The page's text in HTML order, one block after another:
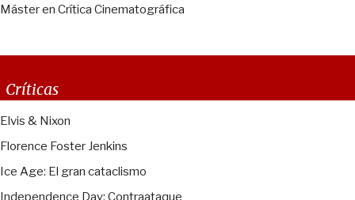
Máster en Crítica Cinematográfica
Críticas
Elvis & Nixon
Florence Foster Jenkins
Ice Age: El gran cataclismo
Independence Day: Contraataque